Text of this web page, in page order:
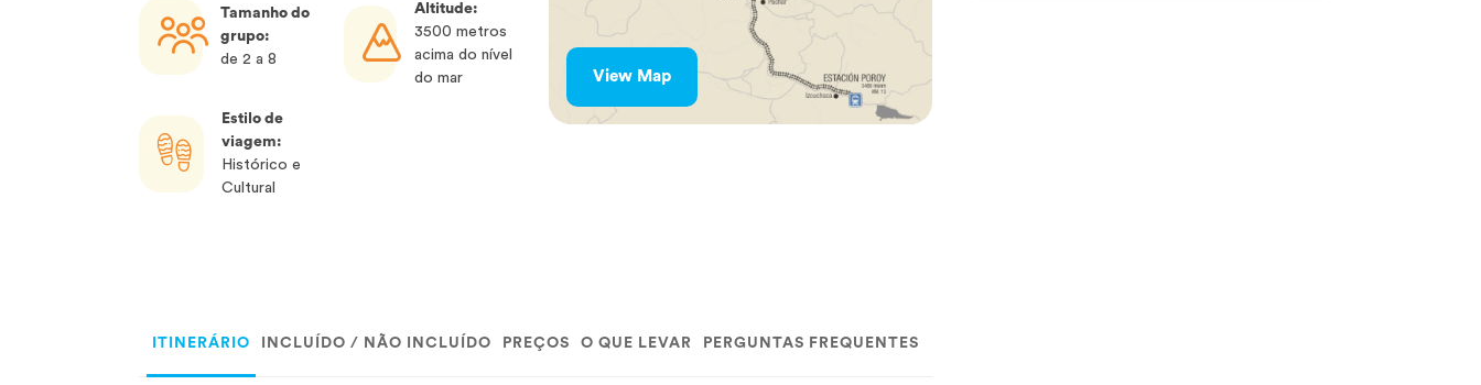
Tamanho do
grupo:
de 2 a 8
Altitude:
3500 metros
acima do nível
do mar
Estilo de
viagem:
Histórico e
Cultural
View Map
ITINERÁRIO INCLUÍDO / NÃO INCLUÍDO PREÇOS O QUE LEVAR PERGUNTAS FREQUENTES